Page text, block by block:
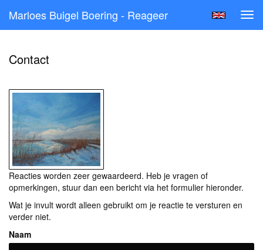
Marloes Buigel Boering - Reageer
Contact
Reacties worden zeer gewaardeerd. Heb je vragen of
opmerkingen, stuur dan een bericht via het formulier hieronder.
Wat je invult wordt alleen gebruikt om je reactie te versturen en
verder niet.
Naam